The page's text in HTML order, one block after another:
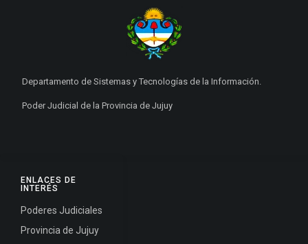
ENLACES DE
INTERÉS
Poderes Judiciales
Provincia de Jujuy
Departamento de Sistemas y Tecnologías de la Información.
Poder Judicial de la Provincia de Jujuy